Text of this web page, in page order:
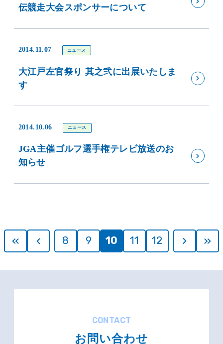
伝競走大会スポンサーについて
2014.11.07 ニュース
大江戸左官祭り 其之弐に出展いたしま
す
2014.10.06 ニュース
JGA主催ゴルフ選手権テレビ放送のお
知らせ
8 9 10 11 12
CONTACT
お問い合わせ